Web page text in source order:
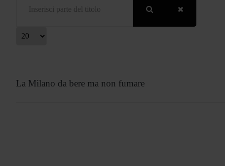
La Milano da bere ma non fumare